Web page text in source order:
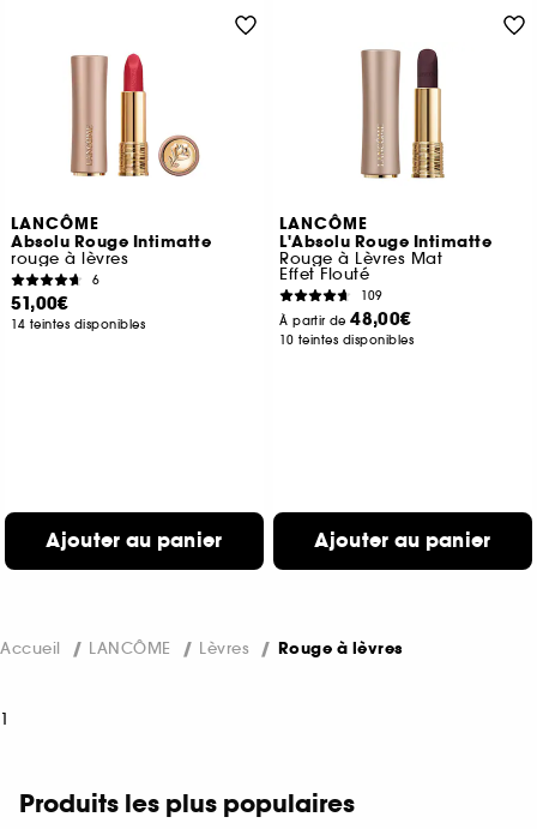
LANCÔME
Absolu Rouge Intimatte
rouge à lèvres
6
51,00€
14 teintes disponibles
Ajouter au panier
LANCÔME
L'Absolu Rouge Intimatte
Rouge à Lèvres Mat
Effet Flouté
109
À partir de48,00€
10 teintes disponibles
Ajouter au panier
Accueil LANCÔME Lèvres Rouge à lèvres
1
Produits les plus populaires